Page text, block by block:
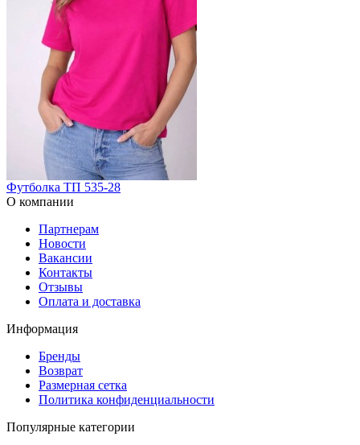
Футболка ТП 535-28
О компании
Партнерам
Новости
Вакансии
Контакты
Отзывы
Оплата и доставка
Информация
Бренды
Возврат
Размерная сетка
Политика конфиденциальности
Популярные категории